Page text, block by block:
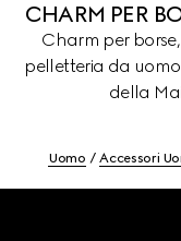
CHARM PER
Charm per
pelletteria da
della
Uomo Accessori